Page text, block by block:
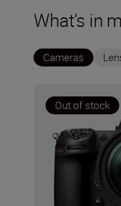
What’s in
Cameras
Out of stock